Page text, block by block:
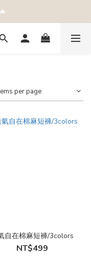
per page
自在棉麻短褲/3colors
NT$499